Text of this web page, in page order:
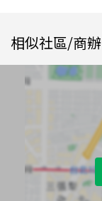
相似社區/商辦